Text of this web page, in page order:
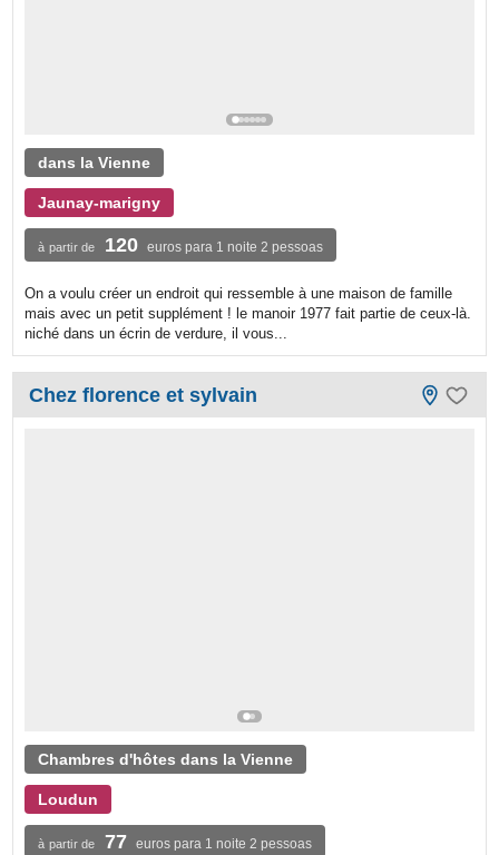
dans la Vienne
Jaunay-marigny
à partir de 120 euros para 1 noite 2 pessoas
On a voulu créer un endroit qui ressemble à une maison de famille
mais avec un petit supplément ! le manoir 1977 fait partie de ceux-là.
niché dans un écrin de verdure, il vous...
Chez florence et sylvain
Chambres d'hôtes dans la Vienne
Loudun
à partir de 77 euros para 1 noite 2 pessoas